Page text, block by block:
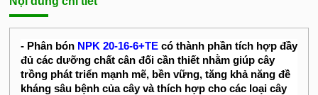
- Phân bón NPK 20-16-6+TE có thành phần tích hợp đầy
đủ các dưỡng chất cân đối cần thiết nhằm giúp cây
trồng phát triển mạnh mẽ, bền vững, tăng khả năng đề
kháng sâu bệnh của cây và thích hợp cho các loại cây